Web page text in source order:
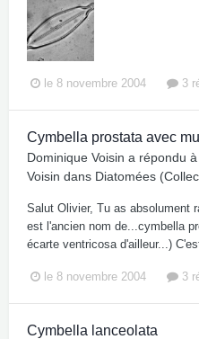
le 8 novembre 2004 3
Cymbella prostata avec
Dominique Voisin a répondu
Voisin dans Diatomées
Salut Olivier, Tu as absolument
est l'ancien nom de...cymbella
écarte ventricosa d'ailleur...)
le 8 novembre 2004 3
Cymbella lanceolata